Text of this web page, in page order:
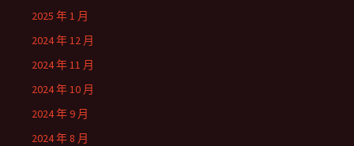
2025 年 1 月
2024 年 12 月
2024 年 11 月
2024 年 10 月
2024 年 9 月
2024 年 8 月